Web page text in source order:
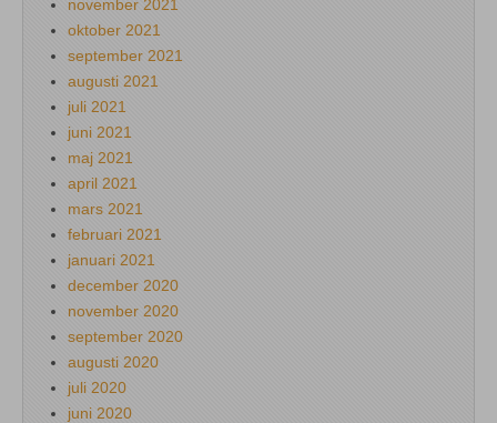
november 2021
oktober 2021
september 2021
augusti 2021
juli 2021
juni 2021
maj 2021
april 2021
mars 2021
februari 2021
januari 2021
december 2020
november 2020
september 2020
augusti 2020
juli 2020
juni 2020